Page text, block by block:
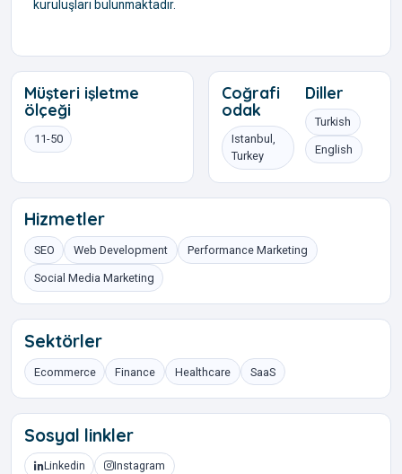
kuruluşları bulunmaktadır.
Müşteri işletme
ölçeği
11-50
Coğrafi
odak
Istanbul,
Turkey
Diller
Turkish
English
Hizmetler
SEO Web Development Performance Marketing
Social Media Marketing
Sektörler
Ecommerce Finance Healthcare SaaS
Sosyal linkler
Linkedin Instagram